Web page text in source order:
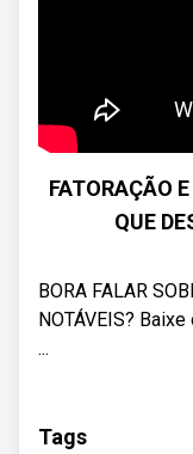
FATORAÇÃO
QUE
BORA FALAR
NOTÁVEIS?
...
Tags